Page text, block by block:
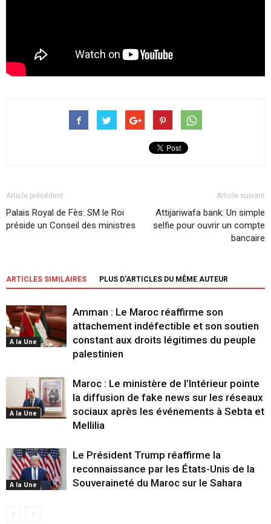
Article précédent
Palais Royal de Fès: SM le Roi
préside un Conseil des ministres
Article suivant
Attijariwafa bank: Un simple
selfie pour ouvrir un compte
bancaire
ARTICLES SIMILAIRES PLUS D'ARTICLES DU MÊME AUTEUR
A la Une
Amman : Le Maroc réaffirme son
attachement indéfectible et son soutien
constant aux droits légitimes du peuple
palestinien
A la Une
Maroc : Le ministère de l’Intérieur pointe
la diffusion de fake news sur les réseaux
sociaux après les événements à Sebta et
Mellilia
A la Une
Le Président Trump réaffirme la
reconnaissance par les États-Unis de la
Souveraineté du Maroc sur le Sahara